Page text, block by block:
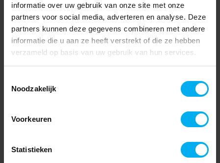
informatie over uw gebruik van onze site met onze
partners voor social media, adverteren en analyse. Deze
partners kunnen deze gegevens combineren met andere
informatie die u aan ze heeft verstrekt of die ze hebben
verzameld op basis van uw gebruik van hun services.
Noodzakelijk
Voorkeuren
Statistieken